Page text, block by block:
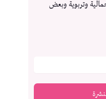
وتربوية وبعض